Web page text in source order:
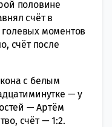
половине
счёт в
моментов
счёт после
с белым
— у
— Артём
счёт — 1:2.